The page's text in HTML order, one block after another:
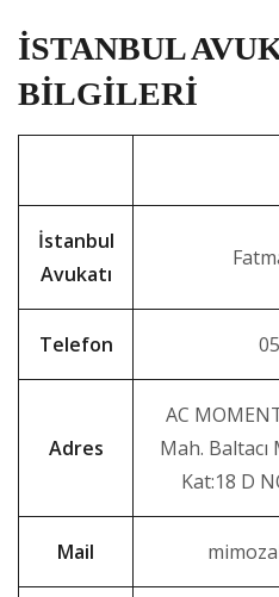
İSTANBUL
BİLGİLERİ
İstanbul
Avukatı
Telefon
Adres
AC
Mah.
Kat:18 D
Mail